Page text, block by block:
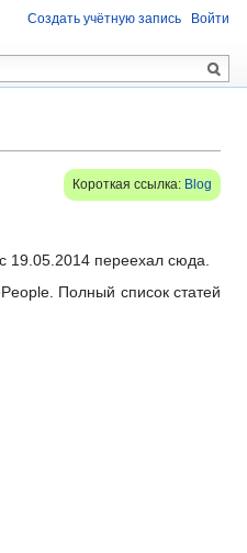
Короткая ссылка: Blog
19.05.2014 переехал сюда.
Полный список статей
Создать учётную запись Войти